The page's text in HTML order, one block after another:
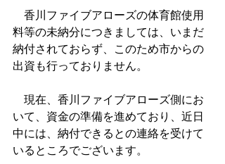
香川ファイブアローズの体育館使用
料等の未納分につきましては、いまだ
納付されておらず、このため市からの
出資も行っておりません。
現在、香川ファイブアローズ側にお
いて、資金の準備を進めており、近日
中には、納付できるとの連絡を受けて
いるところでございます。